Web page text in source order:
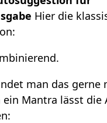
Hier die
man das gerne
ein Mantra lässt